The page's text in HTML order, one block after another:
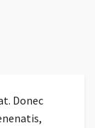
Donec